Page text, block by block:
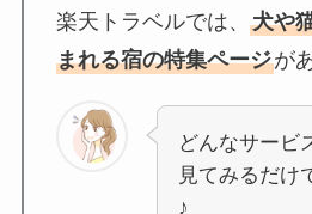
楽天トラベルでは、 犬や
まれる宿の特集ページが
どんなサービ
見てみるだけ
♪